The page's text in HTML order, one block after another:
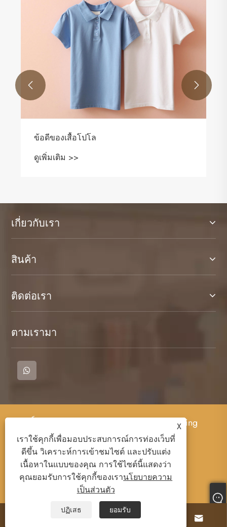
ข้อดีของเสื้อโปโล
ดูเพิ่มเติม >>
 
เกี่ยวกับเรา
สินค้า
ติดต่อเรา
ตามเรามา
ลิขสิทธิ์© 2023 Cangnan County Qimeng Clothing
Co. , Ltd. - เสื้อยืด, เสื้อโปโล, เสื้อเหงื่อ - สงวน
ลิขสิทธิ์
Links Sitemap RSS
XML
นโยบายความเป็นส่วนตัว
 
X
เราใช้คุกกี้เพื่อมอบประสบการณ์การท่องเว็บที่
ดีขึ้น วิเคราะห์การเข้าชมไซต์ และปรับแต่ง
เนื้อหาในแบบของคุณ การใช้ไซต์นี้แสดงว่า
คุณยอมรับการใช้คุกกี้ของเรานโยบายความ
เป็นส่วนตัว
ปฏิเสธ ยอมรับ